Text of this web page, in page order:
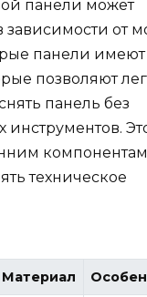
панели может
зависимости от
панели
позволяют
панель без
инструментов.
техническое
Материал